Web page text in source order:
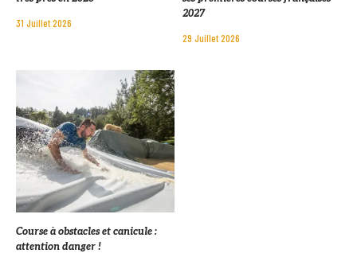
31 Juillet 2026
2027
29 Juillet 2026
Course à obstacles et canicule :
attention danger !